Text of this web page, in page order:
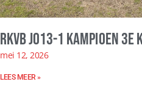
RKVB JO13-1 kampioen
mei 12, 2026
LEES MEER »